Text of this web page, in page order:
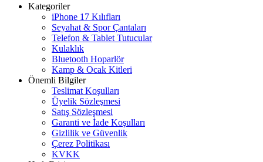
Kategoriler
iPhone 17 Kılıfları
Seyahat & Spor Çantaları
Telefon & Tablet Tutucular
Kulaklık
Bluetooth Hoparlör
Kamp & Ocak Kitleri
Önemli Bilgiler
Teslimat Koşulları
Üyelik Sözleşmesi
Satış Sözleşmesi
Garanti ve İade Koşulları
Gizlilik ve Güvenlik
Çerez Politikası
KVKK